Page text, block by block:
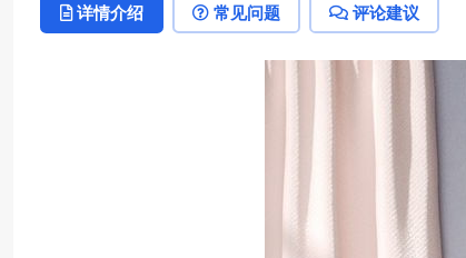
详情介绍 常见问题 评论建议